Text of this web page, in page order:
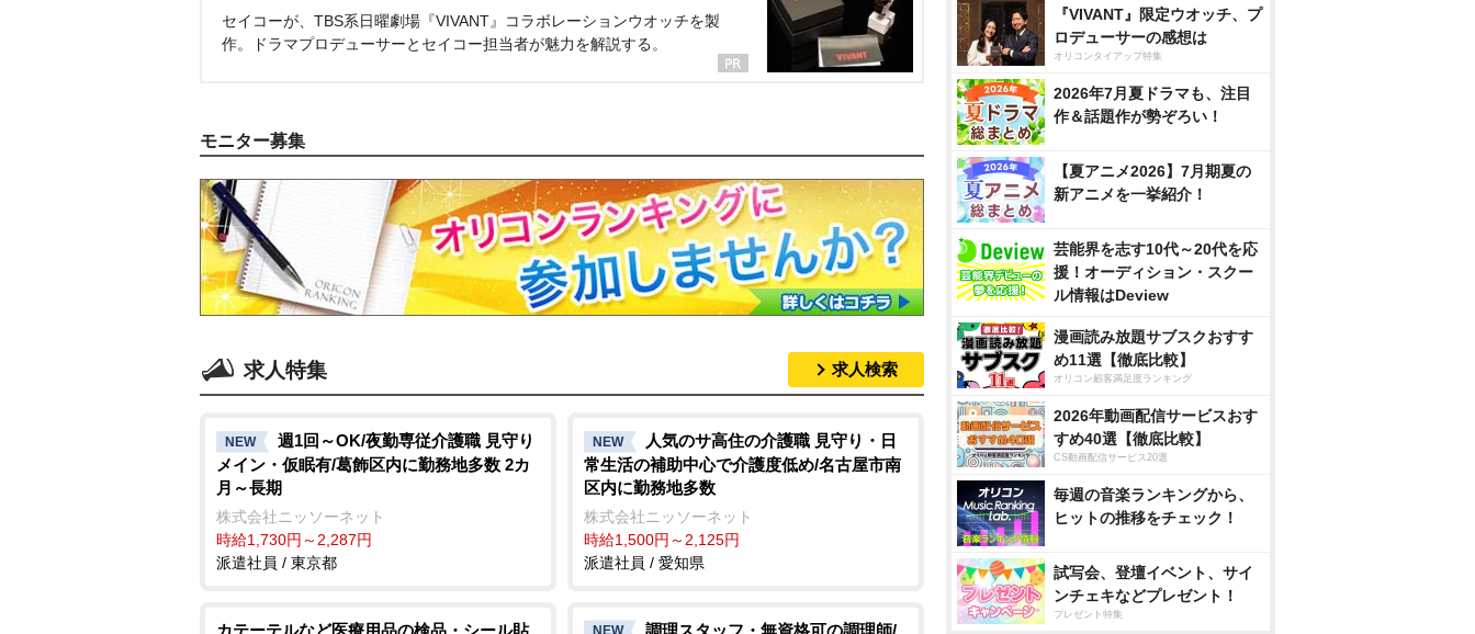
セイコーが、TBS系日曜劇場『VIVANT』コラボレーションウオッチを製
作。ドラマプロデューサーとセイコー担当者が魅力を解説する。
モニター募集
求人特集 求人検索
NEW
週1回～OK/夜勤専従介護職 見守り
メイン・仮眠有/葛飾区内に勤務地多数 2カ
月～長期
株式会社ニッソーネット
時給1,730円～2,287円
派遣社員 / 東京都
NEW
人気のサ高住の介護職 見守り・日
常生活の補助中心で介護度低め/名古屋市南
区内に勤務地多数
株式会社ニッソーネット
時給1,500円～2,125円
派遣社員 / 愛知県
カテーテルなど医療用品の検品・シール貼 調理スタッフ・無資格可の調理師/
『VIVANT』限定ウオッチ、プ
ロデューサーの感想は
オリコンタイアップ特集
2026年7月夏ドラマも、注目
作＆話題作が勢ぞろい！
【夏アニメ2026】7月期夏の
新アニメを一挙紹介！
芸能界を志す10代～20代を応
援！オーディション・スクー
ル情報はDeview
漫画読み放題サブスクおすす
め11選【徹底比較】
オリコン顧客満足度ランキング
2026年動画配信サービスおす
すめ40選【徹底比較】
CS動画配信サービス20選
毎週の音楽ランキングから、
ヒットの推移をチェック！
試写会、登壇イベント、サイ
ンチェキなどプレゼント！
プレゼント特集